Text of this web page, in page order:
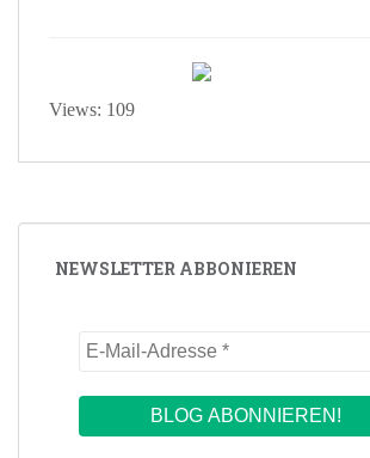
Views: 109
NEWSLETTER ABBONIEREN